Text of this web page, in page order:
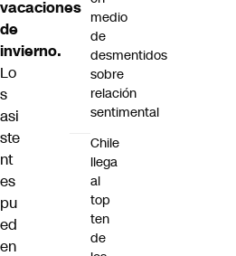
vacaciones
de
invierno.
Lo
s
asi
ste
nt
es
pu
ed
en
medio
de
desmentidos
sobre
relación
sentimental
Chile
llega
al
top
ten
de